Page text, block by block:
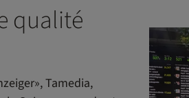
qualité
Tamedia,